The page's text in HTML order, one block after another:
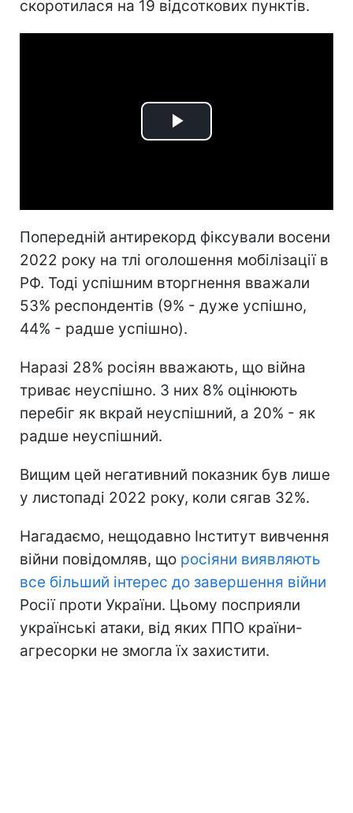
скоротилася на 19 відсоткових пунктів.
Play
Попередній антирекорд фіксували восени
2022 року на тлі оголошення мобілізації в
РФ. Тоді успішним вторгнення вважали
53% респондентів (9% - дуже успішно,
44% - радше успішно).
Наразі 28% росіян вважають, що війна
триває неуспішно. З них 8% оцінюють
перебіг як вкрай неуспішний, а 20% - як
радше неуспішний.
Вищим цей негативний показник був лише
у листопаді 2022 року, коли сягав 32%.
Нагадаємо, нещодавно Інститут вивчення
війни повідомляв, що росіяни виявляють
все більший інтерес до завершення війни
Росії проти України. Цьому посприяли
українські атаки, від яких ППО країни-
агресорки не змогла їх захистити.